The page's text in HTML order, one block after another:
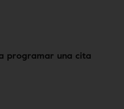
programar una cita